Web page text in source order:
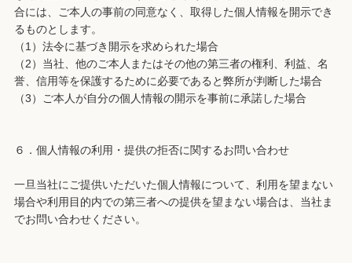
合には、ご本人の事前の同意なく、取得した個人情報を開示でき
るものとします。
（1）法令に基づき開示を求められた場合
（2）当社、他のご本人またはその他の第三者の権利、利益、名
誉、信用等を保護するために必要であると弊所が判断した場合
（3）ご本人が自分の個人情報の開示を事前に承諾した場合
６．個人情報の利用・提供の拒否に関するお問い合わせ
一旦当社にご提供いただいた個人情報について、利用を望まない
場合や利用目的内での第三者への提供を望まない場合は、当社ま
でお問い合わせください。